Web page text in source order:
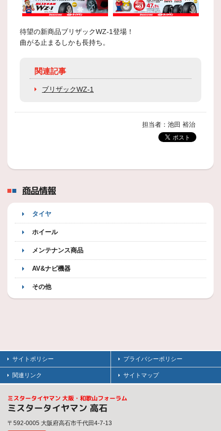
待望の新商品ブリザックWZ-1登場！
曲がる止まるしかも長持ち。
関連記事
ブリザックWZ-1
担当者：池田 裕治
商品情報
タイヤ
ホイール
メンテナンス商品
AV&ナビ機器
その他
サイトポリシー プライバシーポリシー
関連リンク サイトマップ
ミスタータイヤマン 大阪・和歌山フォーラム
ミスタータイヤマン 高石
〒592-0005 大阪府高石市千代田4-7-13